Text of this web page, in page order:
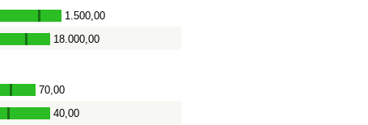
- 1.500,00
- 18.000,00
- 70,00
- 40,00